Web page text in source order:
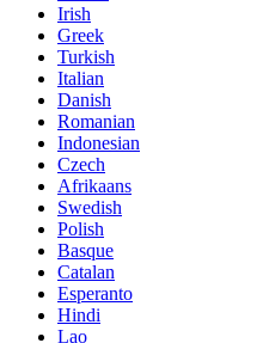
Irish
Greek
Turkish
Italian
Danish
Romanian
Indonesian
Czech
Afrikaans
Swedish
Polish
Basque
Catalan
Esperanto
Hindi
Lao